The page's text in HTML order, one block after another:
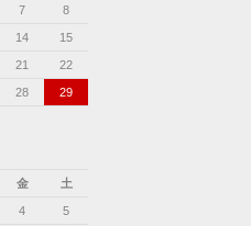
7 8
14 15
21 22
28 29
金 土
4 5